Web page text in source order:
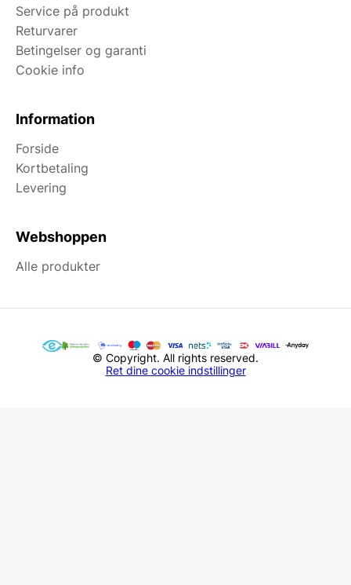
Service på produkt
Returvarer
Betingelser og garanti
Cookie info
Information
Forside
Kortbetaling
Levering
Webshoppen
Alle produkter
© Copyright. All rights reserved.
Ret dine cookie indstillinger